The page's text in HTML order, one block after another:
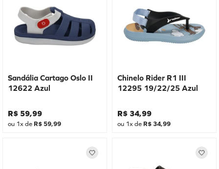
Sandália Cartago Oslo II
12622 Azul
R$ 59,99
ou 1x de R$ 59,99
Chinelo Rider R1 III
12295 19/22/25 Azul
R$ 34,99
ou 1x de R$ 34,99